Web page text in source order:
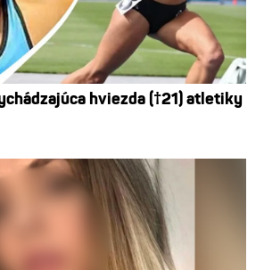
hviezda (†21) atletiky